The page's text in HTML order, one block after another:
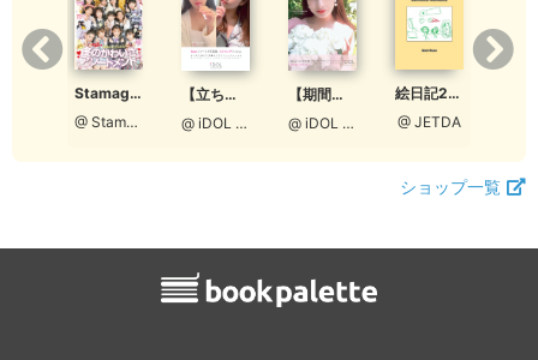
Stamaga★Fille 2021年12月発売号（通算第6号）
@ StamagaFille編集部
【立ち読み版】ロクセンチフィルム ＃おうちじかん
@ iDOL picture project
【期間限定】ロクセンチフィルム ＃おうちじかん【Aタイプ［宮脇理子表紙］】
@ iDOL picture project
絵日記2018
@ JETDA
ショップ一覧